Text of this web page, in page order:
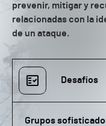
prevenir, mitigar y
relacionadas con la
de un ataque.
Desafíos
Grupos